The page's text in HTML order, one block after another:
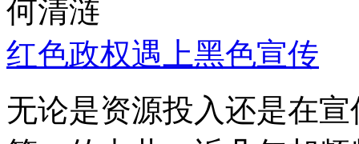
何清涟
红色政权遇上黑色宣传
无论是资源投入还是在